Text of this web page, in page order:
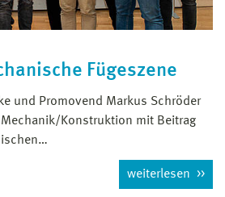
Fügeszene
und Promovend Markus Schröder
Konstruktion mit Beitrag
weiterlesen